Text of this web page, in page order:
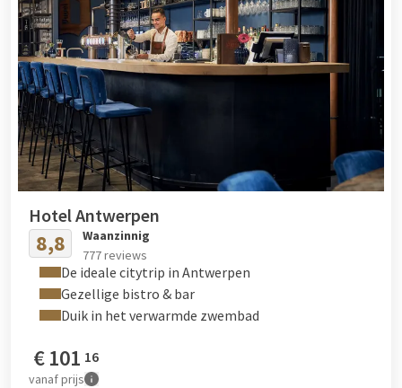
Hotel Antwerpen
8,8
Waanzinnig
777 reviews
De ideale citytrip in Antwerpen
Gezellige bistro & bar
Duik in het verwarmde zwembad
€101 16
vanafprijs